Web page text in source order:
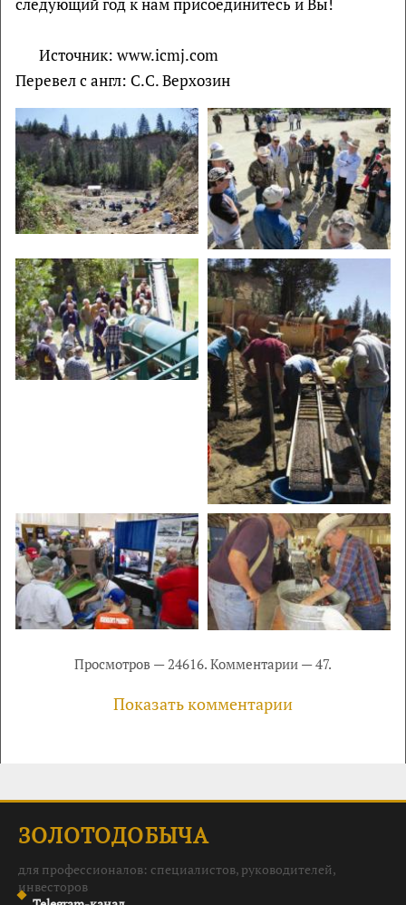
Источник: www.icmj.com
Перевел с англ: С.С. Верхозин
Просмотров — 24616. Комментарии — 47.
Показать комментарии
ЗОЛОТОДОБЫЧА
для профессионалов: специалистов, руководителей,
инвесторов